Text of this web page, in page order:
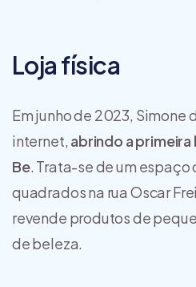
Loja física
Em junho de 2023, Simone
internet, abrindo a primeira
Be. Trata-se de um espaço
quadrados na rua Oscar
revende produtos de
de beleza.